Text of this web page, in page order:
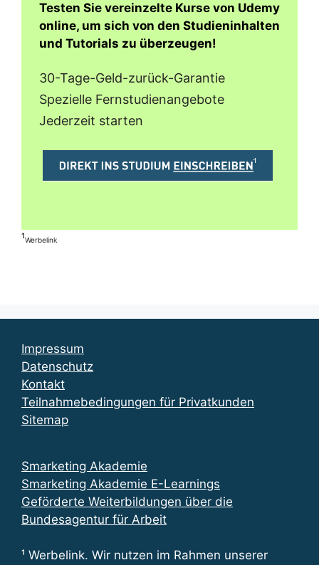
Testen Sie vereinzelte Kurse von Udemy
online, um sich von den Studieninhalten
und Tutorials zu überzeugen!
30-Tage-Geld-zurück-Garantie
Spezielle Fernstudienangebote
Jederzeit starten
¹Werbelink
Impressum
Datenschutz
Kontakt
Teilnahmebedingungen für Privatkunden
Sitemap
Smarketing Akademie
Smarketing Akademie E-Learnings
Geförderte Weiterbildungen über die
Bundesagentur für Arbeit
¹ Werbelink. Wir nutzen im Rahmen unserer